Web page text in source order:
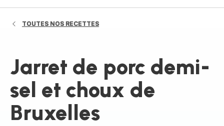
TOUTES NOS RECETTES
Jarret de porc demi-
sel et choux de
Bruxelles